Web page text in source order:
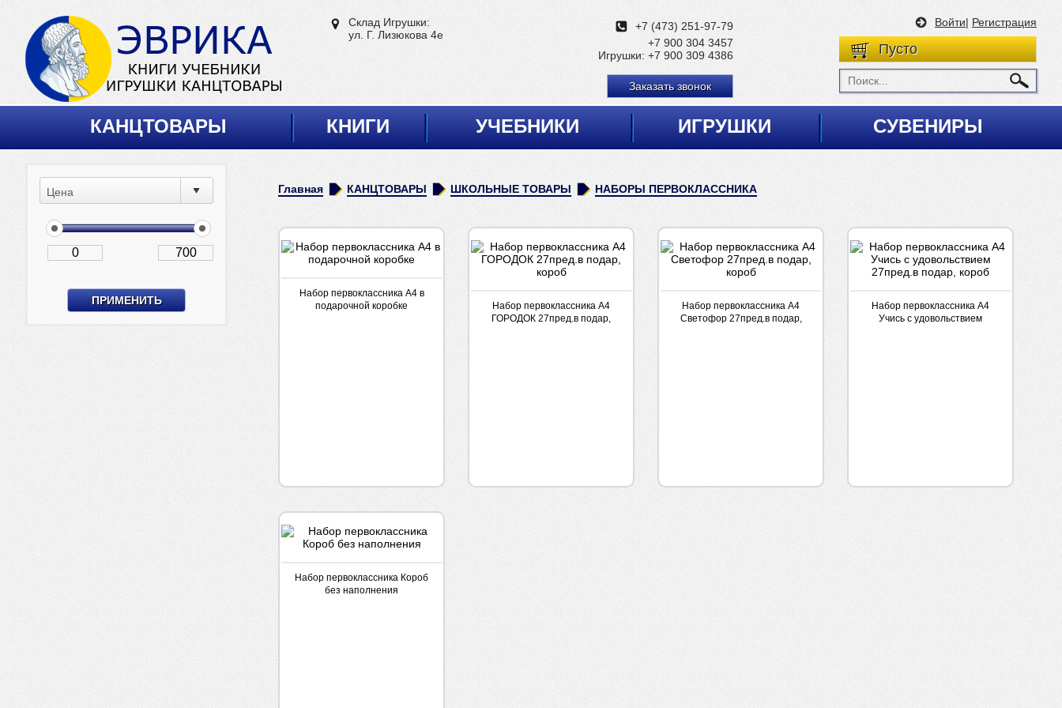
Склад Игрушки:
ул. Г. Лизюкова 4е
+7 (473) 251-97-79
+7 900 304 3457
Игрушки: +7 900 309 4386
Заказать звонок
Войти| Регистрация
Пусто
КАНЦТОВАРЫ КНИГИ УЧЕБНИКИ ИГРУШКИ СУВЕНИРЫ
Цена Главная КАНЦТОВАРЫ ШКОЛЬНЫЕ ТОВАРЫ НАБОРЫ ПЕРВОКЛАССНИКА
Набор первоклассника А4 в
подарочной коробке
Набор первоклассника А4
ГОРОДОК 27пред.в подар,
Набор первоклассника А4
Светофор 27пред.в подар,
Набор первоклассника А4
Учись с удовольствием
Набор первоклассника Короб
без наполнения